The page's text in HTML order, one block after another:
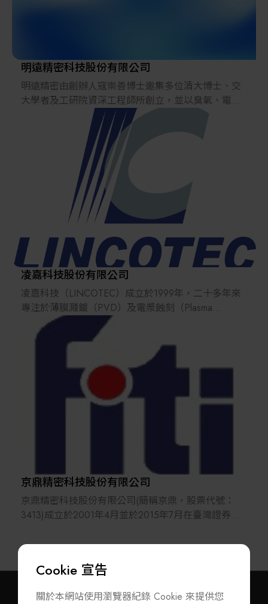
明遠精密科技股份有限公司
明遠精密由創辦人寇崇善博士邀集多位清大博士、交
大學者及工研院資深工程師所創立，並以臭氧、電漿
物理、射頻、微波、電子電路與控制系統為公司發展
核心技術，平均每年投資在研發費用超過營收的5%。
服務項目主軸圍繞在半導體薄膜沉積(CVD/PVD)腔體
周遭的附屬設備，涵蓋臭氧產生器(Ozone
Generator)、遠程電漿源(Remote Plasma Source)、射
頻電源系統(RF Generator)…等。
明遠精密目前在幾項領域已經是台灣半導體產業的領
臭氧產生器(Ozone Generator)的自有品牌、維修與二
手備品買賣
遠程電漿源(RPS)的自有品牌、維修與二手備品買賣
射頻電源系統(RF Generator System)的自有品牌、維
修與二手備品買賣
明遠精密在產品開發及解決客戶需求的過程中，力求
理論、技術與工程的結合。並重視與客戶技術交流及
分享研發經驗，期能成為解決方案的提供者及客戶的
好夥伴。目前在台灣與大陸兩岸據點，每月服務國際
半導體客戶與設備龍頭廠商的維修及二手備品買賣件
數已超過600件，是台灣最大廠商。
凌嘉科技股份有限公司
凌嘉科技（LINCOTEC）成立於1999年，二十多年來
專注於薄膜濺鍍（PVD）及電漿蝕刻（Plasma
Etching）應用，持續深耕關鍵薄膜與乾製程設備技
術。
凌嘉科技領先業界開發系統級封裝電磁波屏蔽(SiP EMI
Shielding)濺鍍設備，為國際手機大廠SiP供應鏈的重要
成員，並於相關應用領域具備全球領先的市佔地位。
其解決方案廣泛應用於5G智能手機、穿戴裝置（智能
近年來，凌嘉科技積極投入先進封裝與高密度互連製
程設備研發，進一步跨足扇出型面板級封裝 (Fan-Out
Panel Level Packaging, FOPLP）與 IC 載板等板級應
用領域，支援高密度板級 重佈線層(RDL)、細線路乾
蝕刻等先進封裝關鍵製程需求，協助客戶實現高效
京鼎精密科技股份有限公司
京鼎精密科技股份有限公司(簡稱京鼎，股票代號：
3413)成立於2001年4月並於2015年7月在臺灣證券交
竹南科學園區，主要生產據點則在台灣竹南、江蘇昆
處及銷售據點。主要從事半導體前段製程設備關鍵模
Cookie 宣告
關於本網站使用瀏覽器紀錄 Cookie 來提供您